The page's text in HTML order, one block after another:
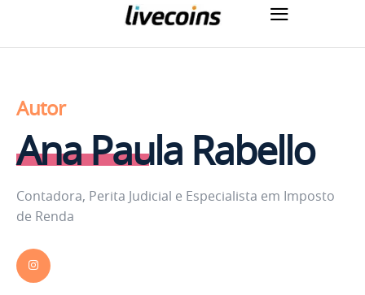
Autor
Ana Paula Rabello
Contadora, Perita Judicial e Especialista em Imposto
de Renda